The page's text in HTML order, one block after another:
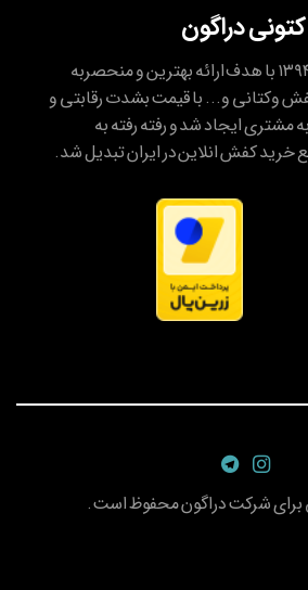
دراگون
کتونی دراگون در شهریور ۱۳۹۴ با هدف ارائه بهترین و منحصربه
وکتانی و... با قیمت بشدت رقابتی و
مشتری ایجاد شد و رفته رفته به
خرید کفش انلاین در ایران تبدیل شد.
شرکت دراگون محفوظ است.